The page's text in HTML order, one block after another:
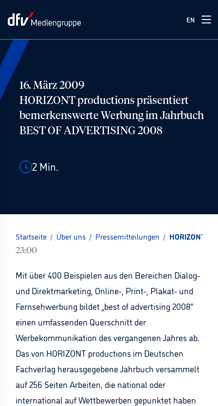
EN
16. März 2009
HORIZONT productions präsentiert
bemerkenswerte Werbung im Jahrbuch
BEST OF ADVERTISING 2008
2 Min.
Startseite / Über uns / Pressemitteilungen / HORIZONT
23:00
Mit über 400 Beispielen aus den Bereichen Dialog-
und Direktmarketing, Online-, Print-, Plakat- und
Fernsehwerbung bildet „best of advertising 2008“
einen umfassenden Querschnitt der
Werbekommunikation des vergangenen Jahres ab.
Das von HORIZONT productions im Deutschen
Fachverlag herausgegebene Jahrbuch versammelt
auf 256 Seiten Arbeiten, die national oder
international auf Wettbewerben gepunktet haben